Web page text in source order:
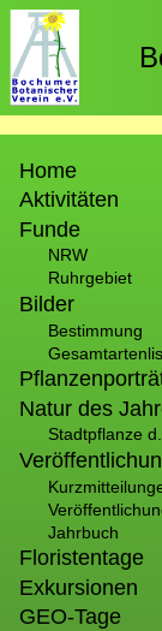
Direkt
zum
Inhalt
Home
Aktivitäten
Funde
NRW
Ruhrgebiet
Bilder
Bestimmung
Natur des
Stadtpflanze
Jahrbuch
Floristentage
Exkursionen
GEO-Tage